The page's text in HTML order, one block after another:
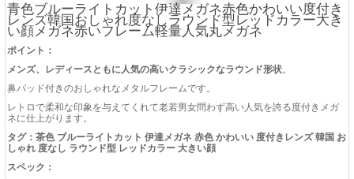
青色ブルーライトカット伊達メガネ赤色かわいい度付き
レンズ韓国おしゃれ度なしラウンド型レッドカラー大き
い顔メガネ赤いフレーム軽量人気丸メガネ
ポイント：
メンズ、レディースともに人気の高いクラシックなラウンド形状。
鼻パッド付きのおしゃれなメタルフレームです。
レトロで柔和な印象を与えてくれて老若男女問わず高い人気を誇る度付きメガ
ネに仕上がります。
タグ：茶色 ブルーライトカット 伊達メガネ 赤色 かわいい 度付きレンズ 韓国 お
しゃれ 度なし ラウンド型 レッドカラー 大きい顔
スペック：